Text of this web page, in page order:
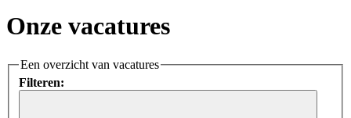
Onze vacatures
Een overzicht van vacatures
Filteren: